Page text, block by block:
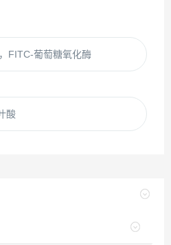
FITC-葡萄糖氧化酶
酸